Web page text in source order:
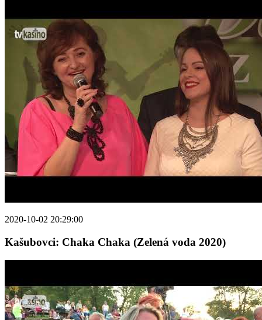
2020-10-02 20:29:00
Kašubovci: Chaka Chaka (Zelená voda 2020)